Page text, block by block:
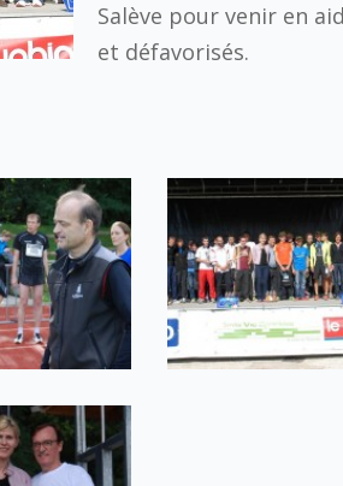
Salève pour venir en
et défavorisés.